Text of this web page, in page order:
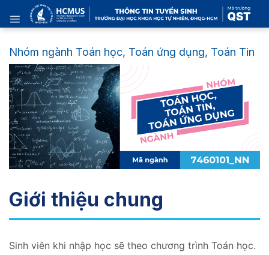
content
Nhóm ngành Toán học, Toán ứng dụng, Toán Tin
Giới thiệu chung
Sinh viên khi nhập học sẽ theo chương trình Toán học.